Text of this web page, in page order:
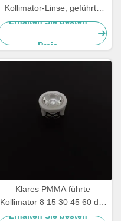
Kollimator-Linse, geführte
helle Linse für Led Fackel
Erhalten Sie besten
Preis
Klares PMMA führte
Kollimator 8 15 30 45 60 die
120 Grad-Linse mit ROHS
Erhalten Sie besten